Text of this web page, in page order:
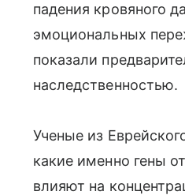
падения кровяного
эмоциональных
показали
наследственностью.
Ученые из
какие именно гены
влияют на